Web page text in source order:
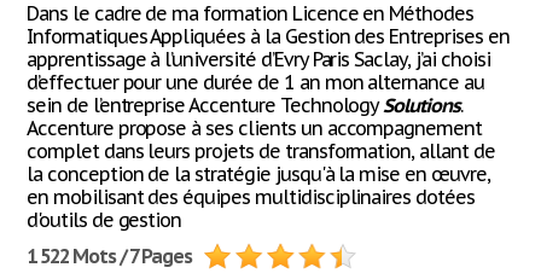
Dans le cadre de ma formation Licence en Méthodes
Informatiques Appliquées à la Gestion des Entreprises en
apprentissage à l’université d’Evry Paris Saclay, j’ai choisi
d’effectuer pour une durée de 1 an mon alternance au
sein de l’entreprise Accenture TechnologySolutions.
Accenture propose à ses clients un accompagnement
complet dans leurs projets de transformation, allant de
la conception de la stratégie jusqu'à la mise en œuvre,
en mobilisant des équipes multidisciplinaires dotées
d'outils de gestion
1 522 Mots / 7 Pages